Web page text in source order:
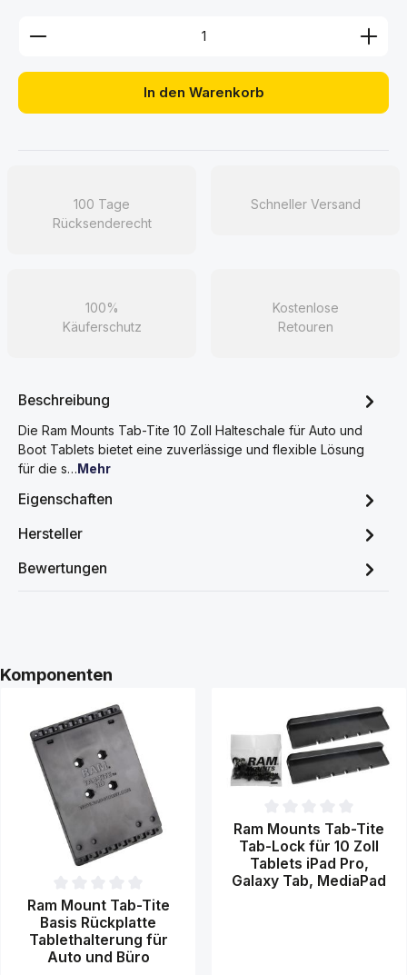
Produkt Anzahl: Gib den gewünschten Wert ein
In den Warenkorb
100 Tage
Rücksenderecht
Schneller Versand
100%
Käuferschutz
Kostenlose
Retouren
Beschreibung
Die Ram Mounts Tab-Tite 10 Zoll Halteschale für Auto und
Boot Tablets bietet eine zuverlässige und flexible Lösung
für die s…Mehr
Eigenschaften
Hersteller
Bewertungen
Produktgalerie überspringen
Komponenten
Durchschnittliche Bewertung von 0 von 5 Sternen
Ram Mount Tab-Tite
Basis Rückplatte
Tablethalterung für
Auto und Büro
Durchschnittliche Bewertung
Ram Mounts Tab-Tite
Tab-Lock für 10 Zoll
Tablets iPad Pro,
Galaxy Tab, MediaPad